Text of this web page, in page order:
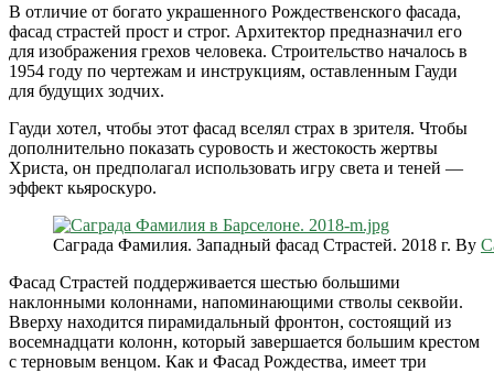
В отличие от богато украшенного Рождественского фасада,
фасад страстей прост и строг. Архитектор предназначил его
для изображения грехов человека. Строительство началось в
1954 году по чертежам и инструкциям, оставленным Гауди
для будущих зодчих.
Гауди хотел, чтобы этот фасад вселял страх в зрителя. Чтобы
дополнительно показать суровость и жестокость жертвы
Христа, он предполагал использовать игру света и теней —
эффект кьяроскуро.
Саграда Фамилия. Западный фасад Страстей. 2018 г. By
Фасад Страстей поддерживается шестью большими
наклонными колоннами, напоминающими стволы секвойи.
Вверху находится пирамидальный фронтон, состоящий из
восемнадцати колонн, который завершается большим крестом
с терновым венцом. Как и Фасад Рождества, имеет три